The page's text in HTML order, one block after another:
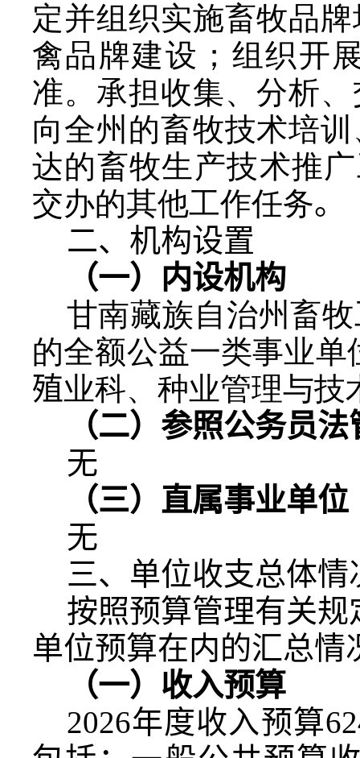
定并组织实施畜牧品
禽品牌建设；组织开
准。承担收集、分析
向全州的畜牧技术培
达的畜牧生产技术推
交办的其他工作任务。
二、机构设置
（一）内设机构
甘南藏族自治州畜
的全额公益一类事业单
殖业科、种业管理与技
（二）参照公务员
无
（三）直属事业单位
无
三、 单位收支总体情
按照预算管理有关规
单位预算在内的汇总情
（一） 收入预算
2026年度收入预算